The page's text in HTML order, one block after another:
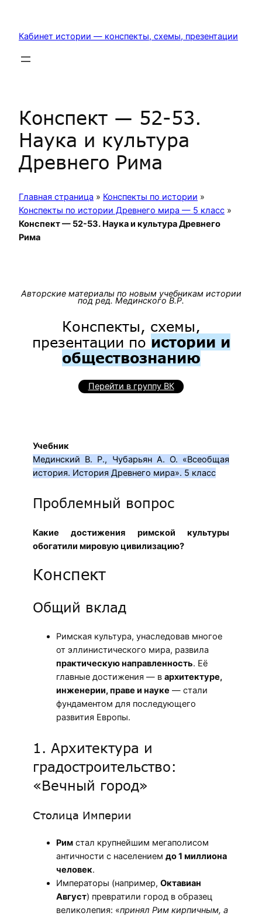
содержимому
Кабинет истории — конспекты, схемы, презентации
Конспект — 52-53.
Наука и культура
Древнего Рима
Главная страница » Конспекты по истории »
Конспекты по истории Древнего мира — 5 класс »
Конспект — 52-53. Наука и культура Древнего
Рима
Авторские материалы по новым учебникам истории
под ред. Мединского В.Р.
Конспекты, схемы,
презентации по истории и
обществознанию
Перейти в группу ВК
Учебник
Мединский В. Р., Чубарьян А. О. «Всеобщая
история. История Древнего мира». 5 класс
Проблемный вопрос
Какие достижения римской культуры
обогатили мировую цивилизацию?
Конспект
Общий вклад
Римская культура, унаследовав многое
от эллинистического мира, развила
практическую направленность. Её
главные достижения — в архитектуре,
инженерии, праве и науке — стали
фундаментом для последующего
развития Европы.
1. Архитектура и
градостроительство:
«Вечный город»
Столица Империи
Рим стал крупнейшим мегаполисом
античности с населением до 1 миллиона
человек.
Императоры (например, Октавиан
Август) превратили город в образец
великолепия: «принял Рим кирпичным, а